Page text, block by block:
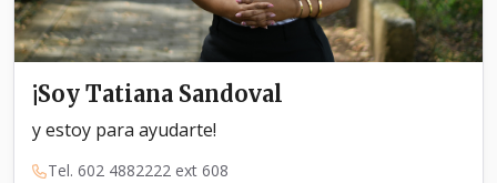
¡Soy Tatiana Sandoval
y estoy para ayudarte!
Tel. 602 4882222 ext 608